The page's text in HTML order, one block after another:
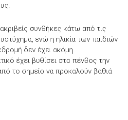
συνθήκες κάτω από τις
ενώ η ηλικία των παιδιών
δεν έχει ακόμη
έχει βυθίσει στο πένθος την
το σημείο να προκαλούν βαθιά